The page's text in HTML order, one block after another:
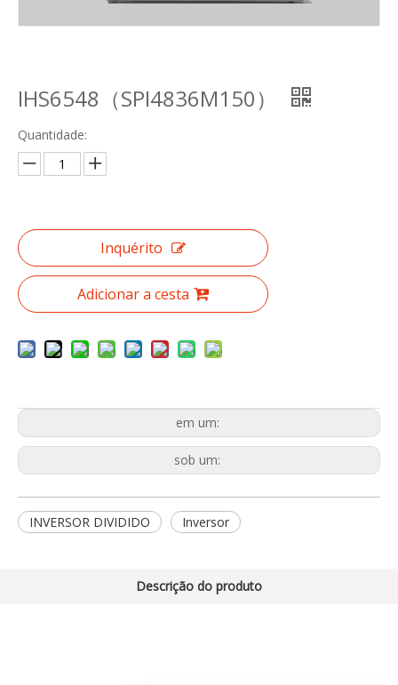
IHS6548（SPI4836M150）
Quantidade:
Inquérito
Adicionar a cesta
em um:
sob um:
INVERSOR DIVIDIDO Inversor
Descrição do produto